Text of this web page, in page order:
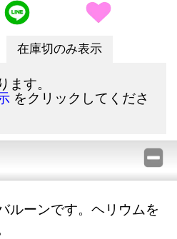
在庫切のみ表示
す。
をクリックしてくださ
ルーンです。ヘリウムを